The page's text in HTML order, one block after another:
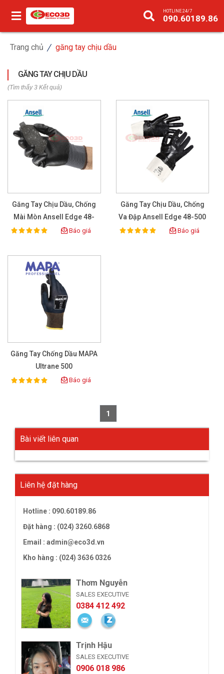
HOTLINE 24/7
090.60189.86
Trang chủ găng tay chịu dầu
GĂNG TAY CHỊU DẦU
(Tìm thấy 3 Kết quả)
Găng Tay Chịu Dầu, Chống
Mài Mòn Ansell Edge 48-
Rating:
100% Báo giá
Găng Tay Chịu Dầu, Chống
Va Đập Ansell Edge 48-500
Rating:
100% Báo giá
Găng Tay Chống Dầu MAPA
Ultrane 500
Rating:
100% Báo giá
1
Bài viết liên quan
Liên hệ đặt hàng
Hotline : 090.60189.86
Đặt hàng : (024) 3260.6868
Email : admin@eco3d.vn
Kho hàng : (024) 3636 0326
Thơm Nguyễn
SALES EXECUTIVE
0384 412 492
Trịnh Hậu
SALES EXECUTIVE
0906 018 986